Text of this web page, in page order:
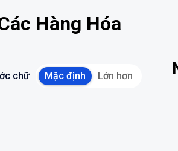
Hàng Hóa
chữ Mặc định Lớn hơn